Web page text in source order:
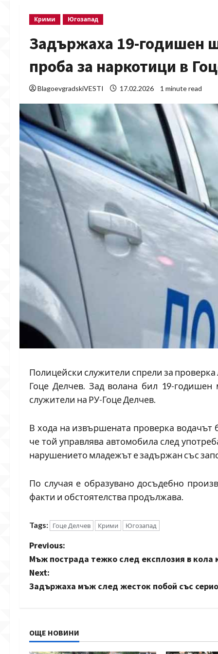
Крими Югозапад
Задържаха 19-годишен
проба за наркотици в
BlagoevgradskiVESTI 17.02.2026 1 minute read
Полицейски служители спрели за проверка
Гоце Делчев. Зад волана бил 19-
служители на РУ-Гоце Делчев.
В хода на извършената проверка водачът
че той управлява автомобила след
нарушението младежът е задържан със
По случая е образувано досъдебно
факти и обстоятелства продължава.
Tags: Гоце Делчев Крими Югозапад
P
o
s
n
Previous:
Мъж пострада тежко след експлозия в кола
Next:
Задържаха мъж след жесток побой със
ОЩЕ НОВИНИ